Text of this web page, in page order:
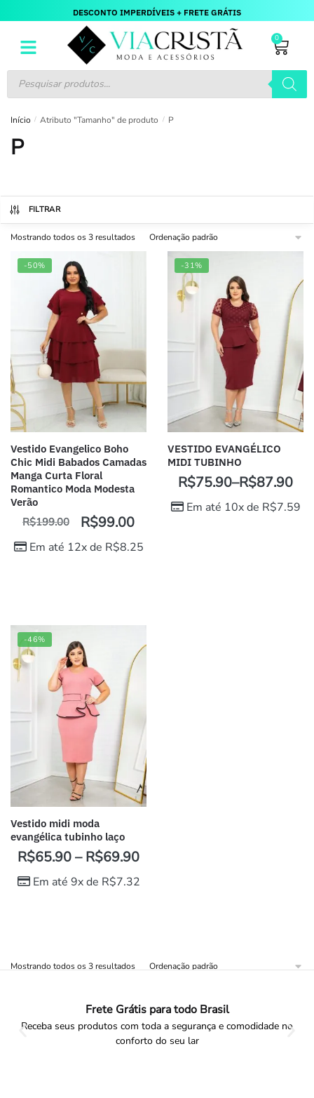
DESCONTO IMPERDÍVEIS + FRETE GRÁTIS
0
Início / Atributo "Tamanho" de produto / P
P
FILTRAR
Mostrando todos os 3 resultados
-50%
Vestido Evangelico Boho
Chic Midi Babados Camadas
Manga Curta Floral
Romantico Moda Modesta
Verão
R$199.00 R$99.00
Em até 12x de R$8.25
-31%
VESTIDO EVANGÉLICO
MIDI TUBINHO
R$75.90–R$87.90
Em até 10x de R$7.59
-46%
Vestido midi moda
evangélica tubinho laço
R$65.90– R$69.90
Em até 9x de R$7.32
Mostrando todos os 3 resultados
Frete Grátis para todo Brasil
Receba seus produtos com toda a segurança e comodidade no
conforto do seu lar